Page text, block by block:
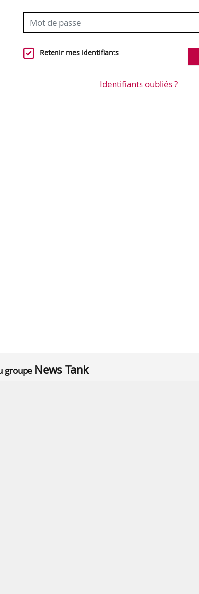
Retenir mes identifiants
Identifiants oubliés ?
groupe News Tank